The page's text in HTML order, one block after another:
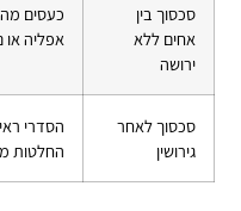
סכסוך בין
אחים ללא
ירושה
כעסים
אפליה או
סכסוך לאחר
גירושין
הסדרי
החלטות